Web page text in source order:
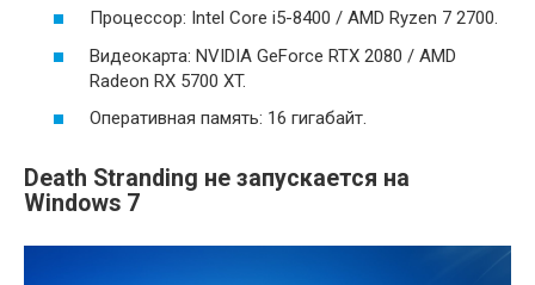
Процессор: Intel Core i5-8400 / AMD Ryzen 7 2700.
Видеокарта: NVIDIA GeForce RTX 2080 / AMD
Radeon RX 5700 XT.
Оперативная память: 16 гигабайт.
Death Stranding не запускается на
Windows 7